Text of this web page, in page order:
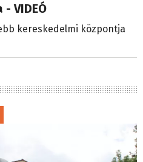
VIDEÓ
kereskedelmi központja